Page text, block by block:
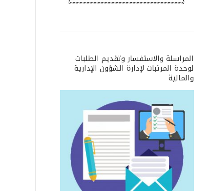
المراسلة والاستفسار وتقديم الطلبات
لوحدة المرتبات لإدارة الشؤون الإدارية
والمالية